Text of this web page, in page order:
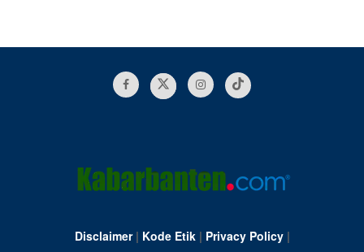
Disclaimer| Kode Etik| Privacy Policy|